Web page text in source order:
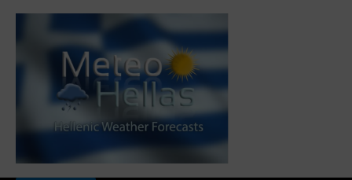
Μετάβαση
περιεχόμενο